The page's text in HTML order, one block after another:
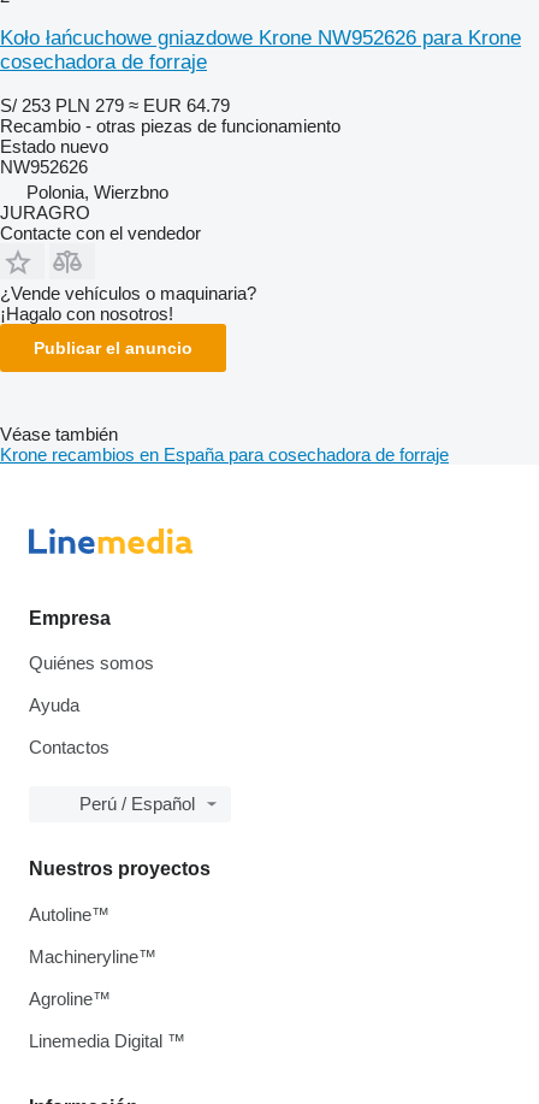
Koło łańcuchowe gniazdowe Krone NW952626 para Krone
cosechadora de forraje
S/ 253 PLN 279 ≈ EUR 64.79
Recambio - otras piezas de funcionamiento
Estado nuevo
NW952626
Polonia, Wierzbno
JURAGRO
Contacte con el vendedor
¿Vende vehículos o maquinaria?
¡Hagalo con nosotros!
Publicar el anuncio
Véase también
Krone recambios en España para cosechadora de forraje
Empresa
Quiénes somos
Ayuda
Contactos
Perú / Español
Nuestros proyectos
Autoline™
Machineryline™
Agroline™
Linemedia Digital ™